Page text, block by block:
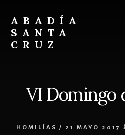
content
footer
ABADÍA
SANTA
CRUZ
VI Domingo
HOMILÍAS / 21 MAYO 2017